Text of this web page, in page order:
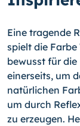
Eine tragende
spielt die
bewusst für
einerseits, um
natürlichen
um durch
zu erzeugen.